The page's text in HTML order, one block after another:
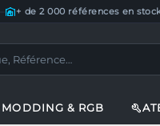
+ de 2 000 références en
MODDING & RGB